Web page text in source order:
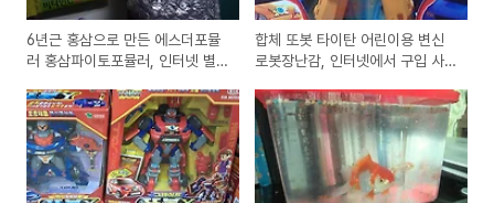
6년근 홍삼으로 만든 에스더포뮬
러 홍삼파이토포뮬러, 인터넷 별
합체 또봇 타이탄 어린이용 변신
로봇장난감, 인터넷에서 구입 사